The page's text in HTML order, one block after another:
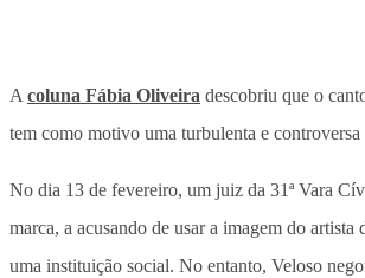
A coluna Fábia Oliveira descobriu que o
tem como motivo uma turbulenta e
No dia 13 de fevereiro, um juiz da 31ª Vara
marca, a acusando de usar a imagem do
uma instituição social. No entanto, Veloso